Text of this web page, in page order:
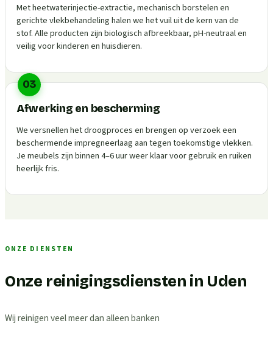
Met heetwaterinjectie-extractie, mechanisch borstelen en
gerichte vlekbehandeling halen we het vuil uit de kern van de
stof. Alle producten zijn biologisch afbreekbaar, pH-neutraal en
veilig voor kinderen en huisdieren.
03
Afwerking en bescherming
We versnellen het droogproces en brengen op verzoek een
beschermende impregneerlaag aan tegen toekomstige vlekken.
Je meubels zijn binnen 4–6 uur weer klaar voor gebruik en ruiken
heerlijk fris.
ONZE DIENSTEN
Onze reinigingsdiensten in Uden
Wij reinigen veel meer dan alleen banken